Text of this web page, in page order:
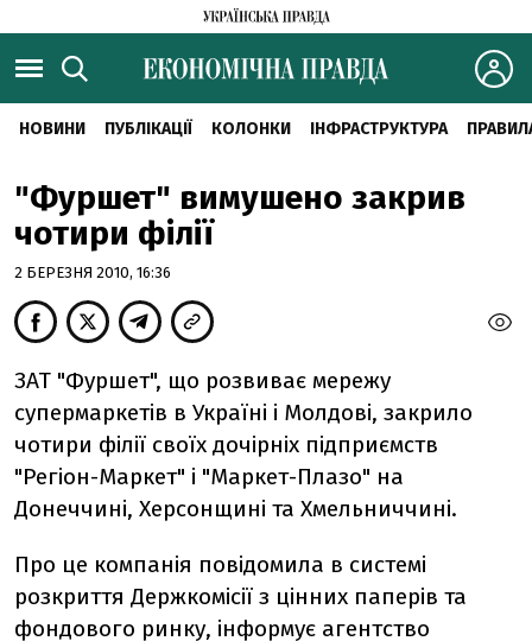
НОВИНИ ПУБЛІКАЦІЇ КОЛОНКИ ІНФРАСТРУКТУРА
"Фуршет" вимушено закрив
чотири філії
2 БЕРЕЗНЯ 2010, 16:36
ЗАТ "Фуршет", що розвиває мережу
супермаркетів в Україні і Молдові, закрило
чотири філії своїх дочірніх підприємств
"Регіон-Маркет" і "Маркет-Плазо" на
Донеччині, Херсонщині та Хмельниччині.
Про це компанія повідомила в системі
розкриття Держкомісії з цінних паперів та
фондового ринку, інформує агентство